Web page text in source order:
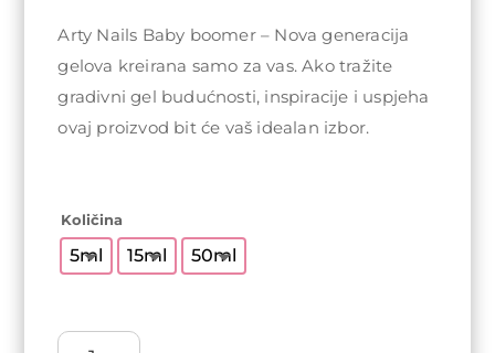
76,50KM
Arty Nails Baby boomer – Nova generacija
gelova kreirana samo za vas. Ako tražite
gradivni gel budućnosti, inspiracije i uspjeha
ovaj proizvod bit će vaš idealan izbor.
Količina
5ml 15ml 50ml
Arty